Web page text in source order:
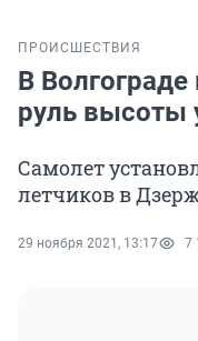
ПРОИСШЕСТВИЯ
В
руль высоты
Самолет
летчиков в
29 ноября 2021, 13:17 7